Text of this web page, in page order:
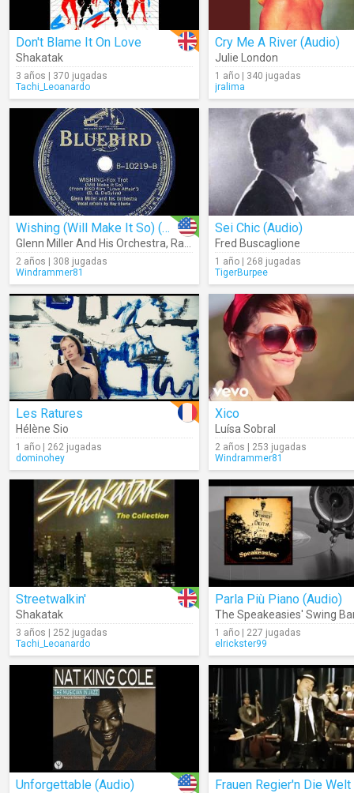
Don't Blame It On Love
Shakatak
3 años | 370 jugadas
Tachi_Leoanardo
Cry Me A River (Audio)
Julie London
1 año | 340 jugadas
jralima
Wishing (Will Make It So) (Audio)
Glenn Miller And His Orchestra, Ray Eberle
2 años | 308 jugadas
Windrammer81
Sei Chic (Audio)
Fred Buscaglione
1 año | 268 jugadas
TigerBurpee
Les Ratures
Hélène Sio
1 año | 262 jugadas
dominohey
Xico
Luísa Sobral
2 años | 253 jugadas
Windrammer81
Streetwalkin'
Shakatak
3 años | 252 jugadas
Tachi_Leoanardo
Parla Più Piano (Audio)
The Speakeasies' Swing
1 año | 227 jugadas
elrickster99
Unforgettable (Audio) Frauen Regier'n Die Welt